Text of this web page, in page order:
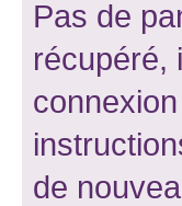
Pas de
récupéré,
de